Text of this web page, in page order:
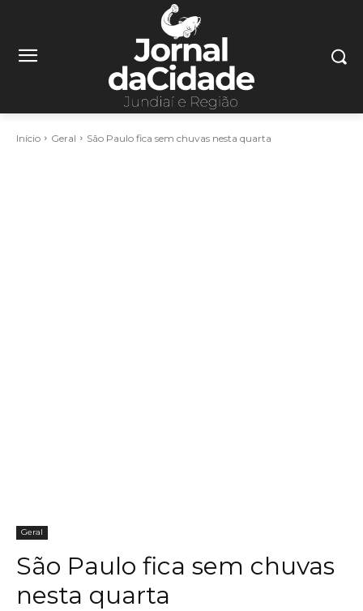
Início Geral São Paulo fica sem chuvas nesta quarta
Geral
São Paulo fica sem chuvas
nesta quarta